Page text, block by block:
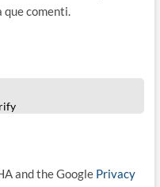
que comenti.
and the Google Privacy